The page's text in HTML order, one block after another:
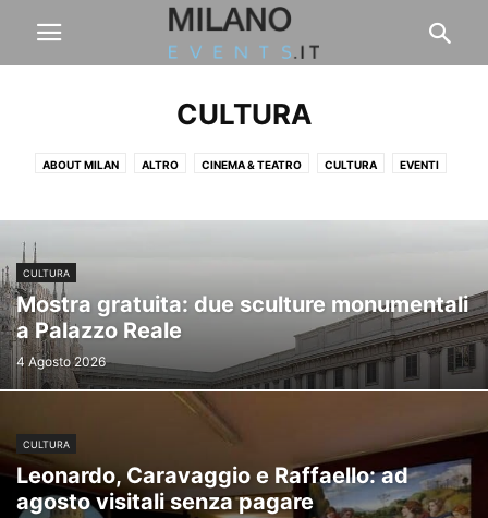
CULTURA
ABOUT MILAN ALTRO CINEMA & TEATRO CULTURA EVENTI
LAVORO LIFESTYLE PAUL PABLO'S BLOG SPORT
CULTURA
Mostra gratuita: due sculture monumentali
a Palazzo Reale
4 Agosto 2026
CULTURA
Leonardo, Caravaggio e Raffaello: ad
agosto visitali senza pagare